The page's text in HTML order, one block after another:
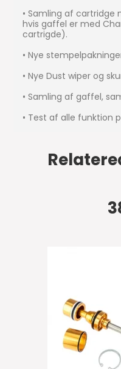
• Samling af cartridge
hvis gaffel er med
cartrigde).
• Nye
• Nye Dust wiper og
• Samling af gaffel,
• Test af alle funktion